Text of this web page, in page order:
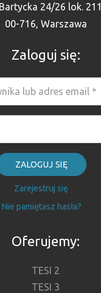
24/26 lok. 211,
00-716, Warszawa
Zaloguj się:
ZALOGUJ SIĘ
Zarejestruj się
Nie pamiętasz hasła?
Oferujemy:
TESI 2
TESI 3